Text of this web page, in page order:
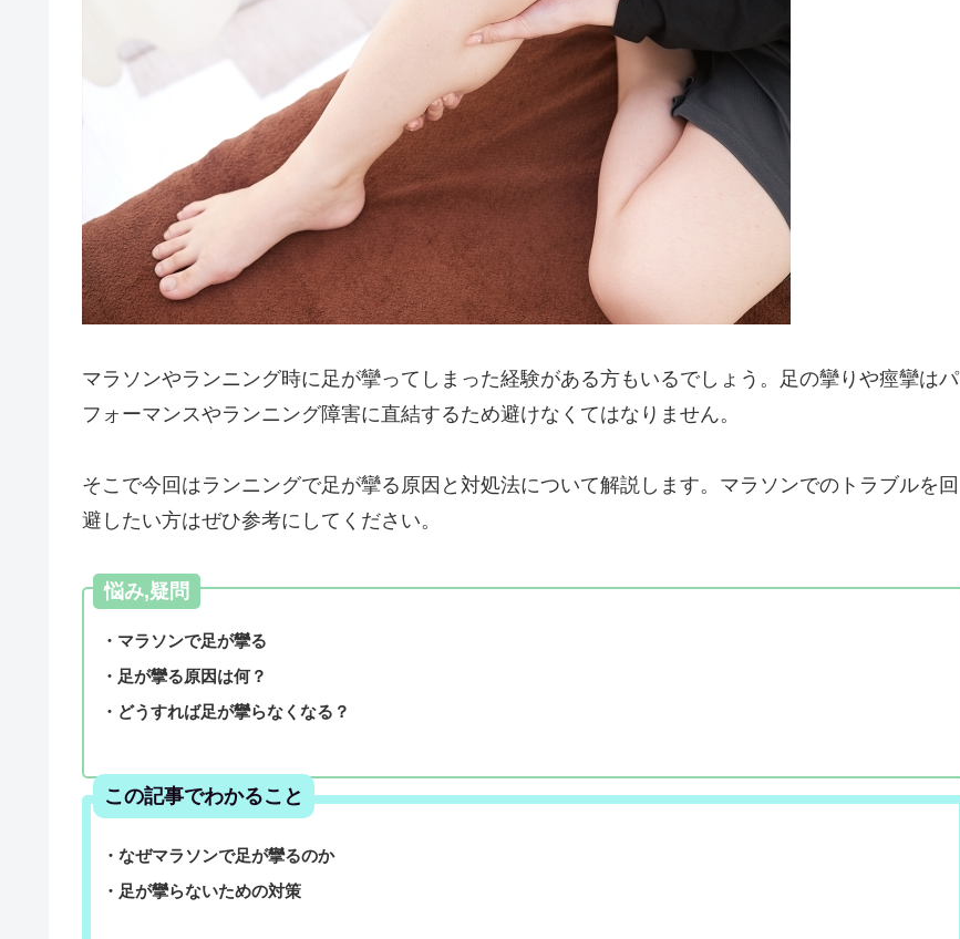
マラソンやランニング時に足が攣ってしまった経験がある方もいるでしょう。足の攣りや痙攣はパ
フォーマンスやランニング障害に直結するため避けなくてはなりません。
そこで今回はランニングで足が攣る原因と対処法について解説します。マラソンでのトラブルを回
避したい方はぜひ参考にしてください。
悩み,疑問
・マラソンで足が攣る
・足が攣る原因は何？
・どうすれば足が攣らなくなる？
この記事でわかること
・なぜマラソンで足が攣るのか
・足が攣らないための対策